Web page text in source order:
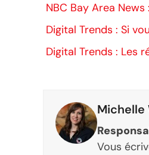
NBC Bay Area
Digital Trends : Si
Digital Trends : Les
Michelle
Vous